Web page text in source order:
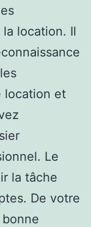
location. Il
location et
Le
la tâche
De votre